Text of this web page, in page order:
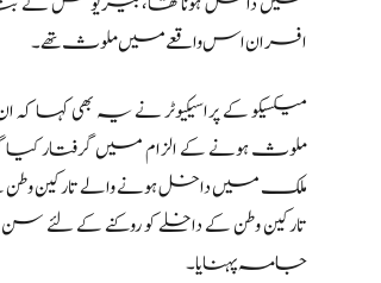
افسران اس واقعے میں ملوث تھے۔
میکسیکو کے پراسیکیوٹر نے یہ بھی کہا
ملوث ہونے کے الزام میں گرفتار
ملک میں داخل ہونے والے تارکین وطن
جامہ پہنایا۔